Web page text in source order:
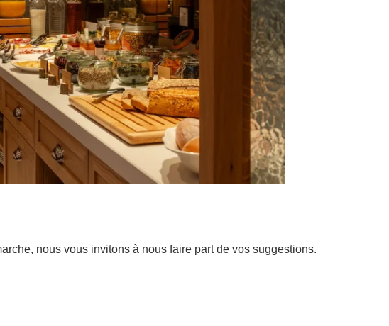
nous vous invitons à nous faire part de vos suggestions.